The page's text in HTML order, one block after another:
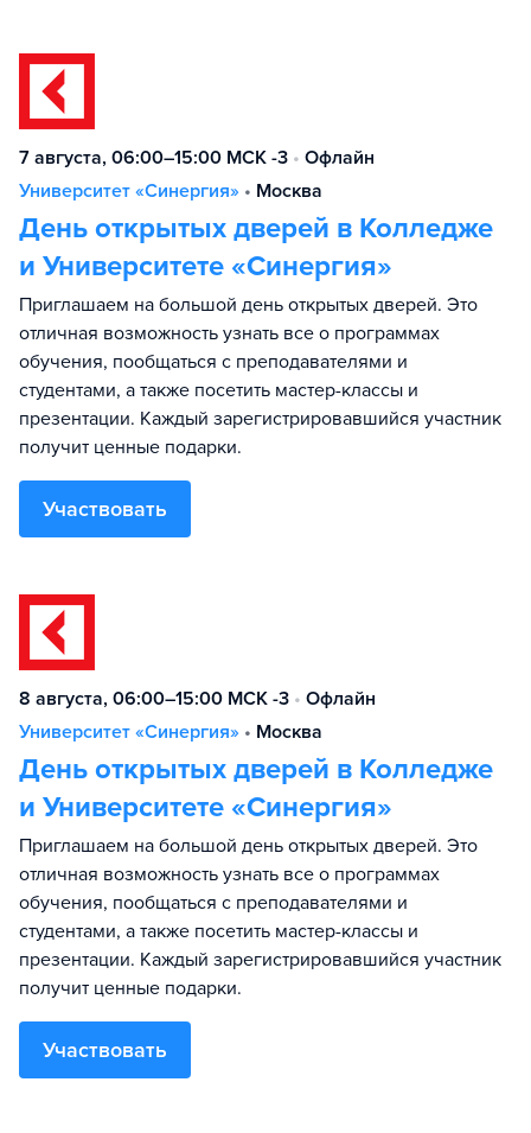
7 августа, 06:00–15:00 МСК -3 • Офлайн
Университет «Синергия» • Москва
День открытых дверей в Колледже
и Университете «Синергия»
Приглашаем на большой день открытых дверей. Это
отличная возможность узнать все о программах
обучения, пообщаться с преподавателями и
студентами, а также посетить мастер-классы и
презентации. Каждый зарегистрировавшийся участник
получит ценные подарки.
Участвовать
8 августа, 06:00–15:00 МСК -3 • Офлайн
Университет «Синергия» • Москва
День открытых дверей в Колледже
и Университете «Синергия»
Приглашаем на большой день открытых дверей. Это
отличная возможность узнать все о программах
обучения, пообщаться с преподавателями и
студентами, а также посетить мастер-классы и
презентации. Каждый зарегистрировавшийся участник
получит ценные подарки.
Участвовать